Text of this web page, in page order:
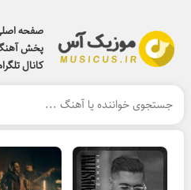
صفحه
پخش
کانال